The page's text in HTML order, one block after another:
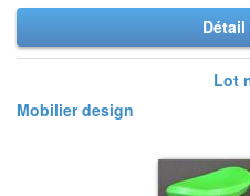
Lot
Mobilier design